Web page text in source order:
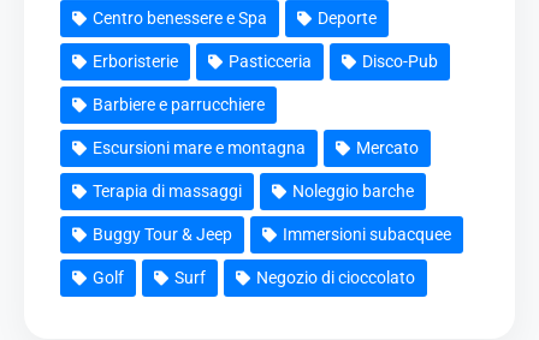
Centro benessere e Spa Deporte
Erboristerie Pasticceria Disco-Pub
Barbiere e parrucchiere
Escursioni mare e montagna Mercato
Terapia di massaggi Noleggio barche
Buggy Tour & Jeep Immersioni subacquee
Golf Surf Negozio di cioccolato